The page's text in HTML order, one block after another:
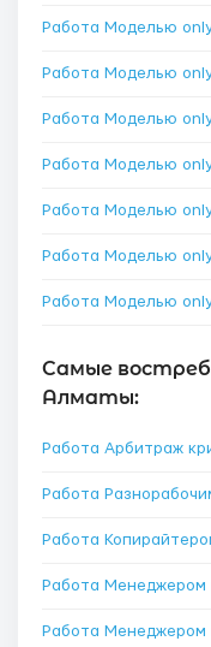
Работа Моделью
Работа Моделью
Работа Моделью
Работа Моделью
Работа Моделью
Работа Моделью
Работа Моделью
Самые
Алматы:
Работа Арбитраж
Работа
Работа
Работа Менеджером
Работа